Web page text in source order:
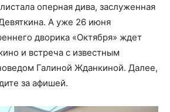
оперная дива, заслуженная
А уже 26 июня
дворика «Октября» ждет
и встреча с известным
Галиной Жданкиной. Далее,
за афишей.